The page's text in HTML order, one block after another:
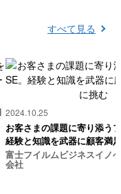
すべて見る
2024.10.25
お客さまの課題に寄り添う
経験と知識を武器に顧客満
富士フイルムビジネスイノ
会社